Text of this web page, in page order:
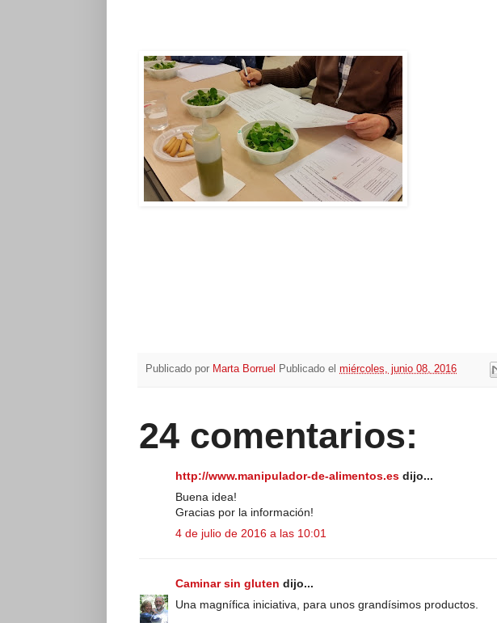
Publicado por Marta Borruel Publicado el miércoles, junio 08, 2016
24 comentarios:
http://www.manipulador-de-alimentos.es dijo...
Buena idea!
Gracias por la información!
4 de julio de 2016 a las 10:01
Caminar sin gluten dijo...
Una magnífica iniciativa, para unos grandísimos productos.